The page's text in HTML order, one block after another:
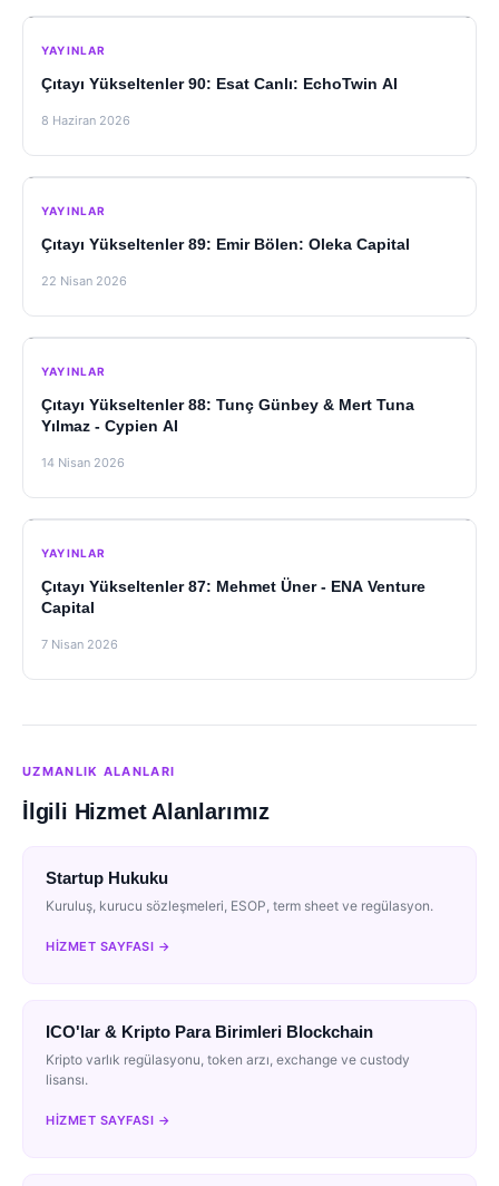
YAYINLAR
Çıtayı Yükseltenler 90: Esat Canlı: EchoTwin AI
8 Haziran 2026
YAYINLAR
Çıtayı Yükseltenler 89: Emir Bölen: Oleka Capital
22 Nisan 2026
YAYINLAR
Çıtayı Yükseltenler 88: Tunç Günbey & Mert Tuna
Yılmaz - Cypien AI
14 Nisan 2026
YAYINLAR
Çıtayı Yükseltenler 87: Mehmet Üner - ENA Venture
Capital
7 Nisan 2026
UZMANLIK ALANLARI
İlgili Hizmet Alanlarımız
Startup Hukuku
Kuruluş, kurucu sözleşmeleri, ESOP, term sheet ve regülasyon.
HIZMET SAYFASI →
ICO'lar & Kripto Para Birimleri Blockchain
Kripto varlık regülasyonu, token arzı, exchange ve custody
lisansı.
HIZMET SAYFASI →